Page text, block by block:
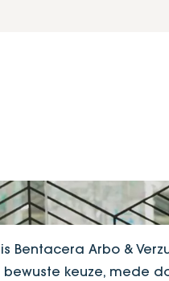
is Bentacera Arbo &
keuze, mede